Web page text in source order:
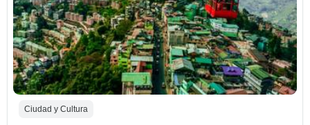
Ciudad y Cultura